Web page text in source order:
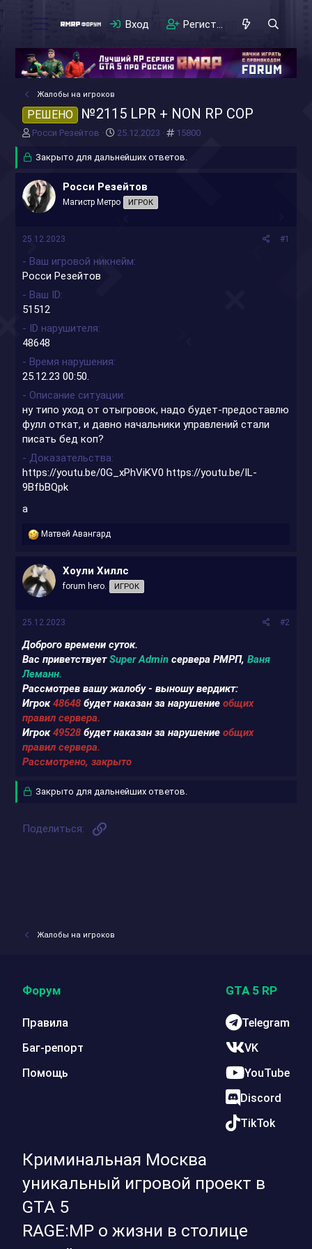
Вход Регистрация
Жалобы на игроков
РЕШЕНО №2115 LPR + NON RP COP
А
т
р
т
е
Росси Резейтов
Д
т
н
ч
25.12.2023 #15800
Закрыто для дальнейших ответов.
Росси Резейтов
Магистр Метро ИГРОК
25.12.2023 #1
- Ваш игровой никнейм
Росси Резейтов
- Ваш ID
51512
- ID нарушителя
48648
- Время нарушения
25.12.23 00:50.
- Описание ситуации
ну типо уход от отыгровок, надо будет-предоставлю
фулл откат, и давно начальники управлений стали
писать бед коп?
- Доказательства
https://youtu.be/0G_xPhViKV0 https://youtu.be/IL-
9BfbBQpk
а
Р
к
ц
и
и
Матвей Авангард
Хоули Хиллс
forum hero. ИГРОК
25.12.2023 #2
Доброго времени суток.
Вас приветствуетSuper Admin сервера РМРП,Ваня
Леманн.
Рассмотрев вашу жалобу - выношу вердикт:
Игрок48648будет наказан за нарушениеобщих
правил сервера.
Игрок49528будет наказан за нарушениеобщих
правил сервера.
Рассмотрено, закрыто
Закрыто для дальнейших ответов.
Поделиться:
Жалобы на игроков
Криминальная Москва
уникальный игровой проект в
GTA 5
RAGE:MP о жизни в столице
Форум
Правила
Баг-репорт
Помощь
GTA 5 RP
Telegram
VK
YouTube
Discord
TikTok